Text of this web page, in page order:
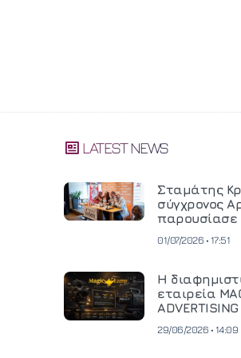
LATEST NEWS
Σταμάτης
σύγχρονος
παρουσίασε
01/07/2026 • 17:51
Η
εταιρεία
29/06/2026 • 14:09